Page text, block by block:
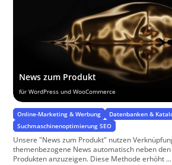
News zum Produkt
für WordPress und WooCommerce
Online-Marketing & Werbung
Datenbanken &
Suchmaschinenoptimierung SEO
Unsere "News zum Produkt" nutzen
themenbezogene News automatisch neben
Produkten anzuzeigen. Diese Methode erhöht ...